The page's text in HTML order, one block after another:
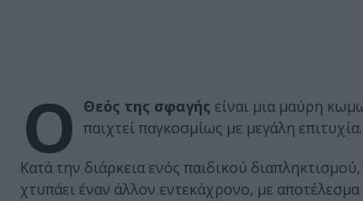
Ο Θεός της σφαγής είναι μια μαύρη
παιχτεί παγκοσμίως με μεγάλη επιτυχία.
Κατά την διάρκεια ενός παιδικού
χτυπάει έναν άλλον εντεκάχρονο, με αποτέλεσμα